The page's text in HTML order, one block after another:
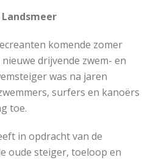
komende zomer
drijvende zwem- en
was na jaren
surfers en kanoërs
toe.
in opdracht van de
oude steiger, toeloop en